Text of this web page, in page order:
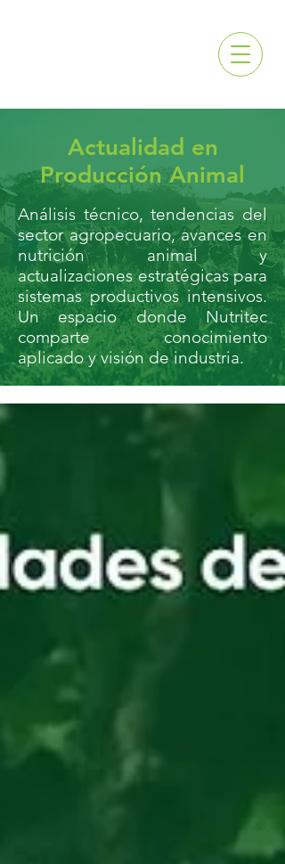
Actualidad en
Producción Animal
Análisis técnico, tendencias del
sector agropecuario, avances en
nutrición animal y
actualizaciones estratégicas para
sistemas productivos intensivos.
Un espacio donde Nutritec
comparte conocimiento
aplicado y visión de industria.